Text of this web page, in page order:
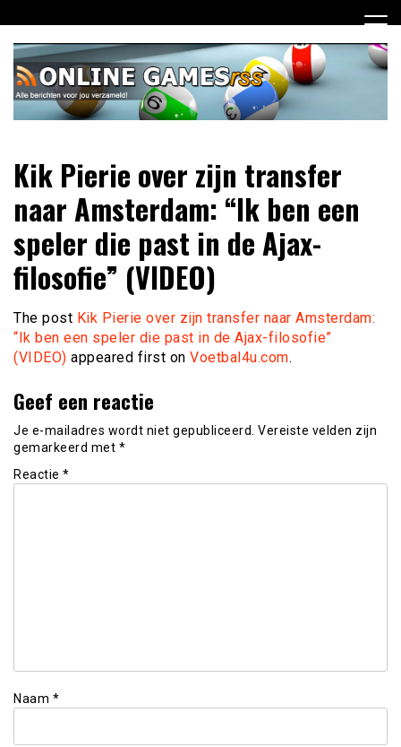
naar
inhoud
Online Games RSS
verzameld
Kik Pierie over zijn transfer
naar Amsterdam: “Ik ben een
speler die past in de Ajax-
filosofie” (VIDEO)
The post Kik Pierie over zijn transfer naar Amsterdam:
“Ik ben een speler die past in de Ajax-filosofie”
(VIDEO) appeared first on Voetbal4u.com.
Geef een reactie
Je e-mailadres wordt niet gepubliceerd. Vereiste velden zijn
gemarkeerd met *
Reactie *
Naam *